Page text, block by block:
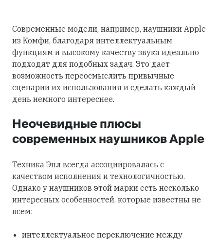
Современные модели, например, наушники Apple
из Комфи, благодаря интеллектуальным
функциям и высокому качеству звука идеально
подходят для подобных задач. Это дает
возможность переосмыслить привычные
сценарии их использования и сделать каждый
день немного интереснее.
Неочевидные плюсы
современных наушников Apple
Техника Эпл всегда ассоциировалась с
качеством исполнения и технологичностью.
Однако у наушников этой марки есть несколько
интересных особенностей, которые известны не
всем:
интеллектуальное переключение между